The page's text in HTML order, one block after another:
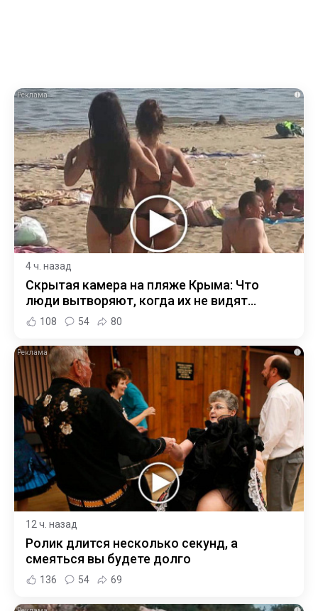
i
4 ч. назад
Скрытая камера на пляже Крыма: Что
люди вытворяют, когда их не видят...
108 54 80
i
12 ч. назад
Ролик длится несколько секунд, а
смеяться вы будете долго
136 54 69